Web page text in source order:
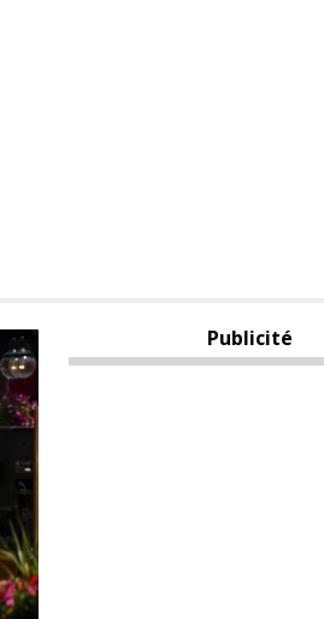
Publicité